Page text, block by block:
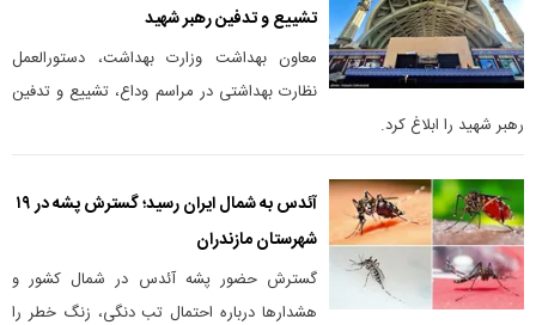
تشییع و تدفین رهبر شهید
معاون بهداشت وزارت بهداشت، دستورالعمل
نظارت بهداشتی در مراسم وداع، تشییع و تدفین
رهبر شهید را ابلاغ کرد.
آئدس به شمال ایران رسید؛ گسترش پشه در ۱۹
شهرستان مازندران
گسترش حضور پشه آئدس در شمال کشور و
هشدار‌ها درباره احتمال تب دنگی، زنگ خطر را